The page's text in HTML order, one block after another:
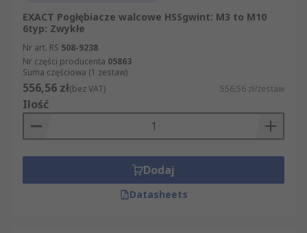
EXACT Pogłębiacze walcowe HSSgwint: M3 to M10
6typ: Zwykłe
Nr art. RS 508-9238
Nr części producenta 05863
Suma częściowa (1 zestaw)
556,56 zł(bez VAT) 556,56 zł/zestaw
Ilość
Dodaj
Datasheets